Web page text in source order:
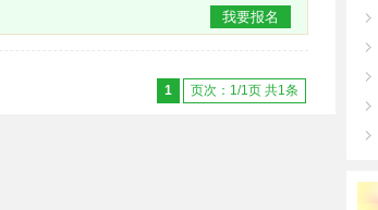
我要报名
1 页次：1/1页 共1条